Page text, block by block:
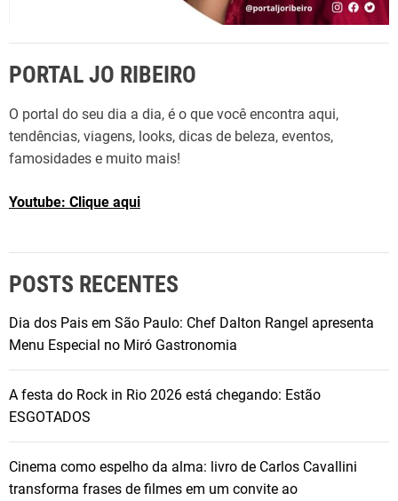
PORTAL JO RIBEIRO
O portal do seu dia a dia, é o que você encontra aqui,
tendências, viagens, looks, dicas de beleza, eventos,
famosidades e muito mais!
Youtube: Clique aqui
POSTS RECENTES
Dia dos Pais em São Paulo: Chef Dalton Rangel apresenta
Menu Especial no Miró Gastronomia
A festa do Rock in Rio 2026 está chegando: Estão
ESGOTADOS
Cinema como espelho da alma: livro de Carlos Cavallini
transforma frases de filmes em um convite ao